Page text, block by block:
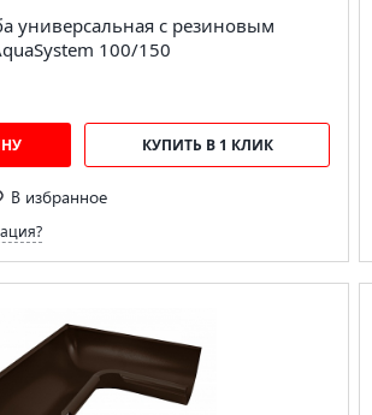
универсальная с резиновым
100/150
КУПИТЬ В 1 КЛИК
В избранное